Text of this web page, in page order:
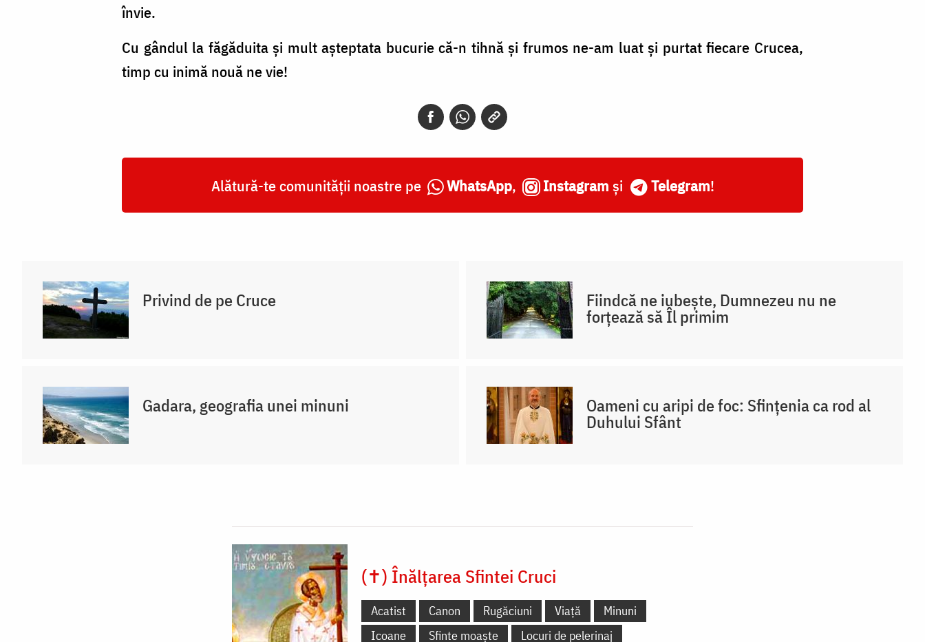
învie.
Cu gândul la făgăduita și mult așteptata bucurie că-n tihnă și frumos ne-am luat și purtat fiecare Crucea,
timp cu inimă nouă ne vie!
Alătură-te comunității noastre pe WhatsApp, Instagram și Telegram!
Privind de pe Cruce Fiindcă ne iubește, Dumnezeu nu ne
forțează să Îl primim
Gadara, geografia unei minuni Oameni cu aripi de foc: Sfințenia ca rod al
Duhului Sfânt
(✝) Înălțarea Sfintei Cruci
Acatist Canon Rugăciuni Viață
Minuni
Icoane
Sfinte moaște
Locuri de pelerinaj